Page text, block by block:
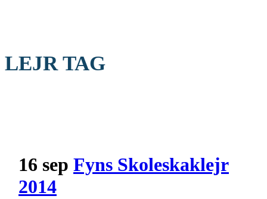
LEJR TAG
16 sep Fyns Skoleskaklejr
2014